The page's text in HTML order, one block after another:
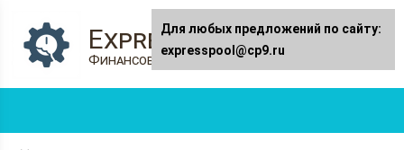
Expresspool.ru
Финансовый журнал
Для любых предложений по сайту:
expresspool@cp9.ru